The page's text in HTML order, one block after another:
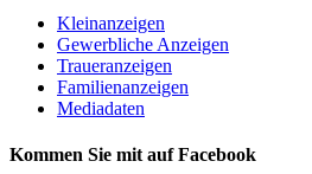
Kleinanzeigen
Gewerbliche Anzeigen
Traueranzeigen
Familienanzeigen
Mediadaten
Kommen Sie mit auf Facebook